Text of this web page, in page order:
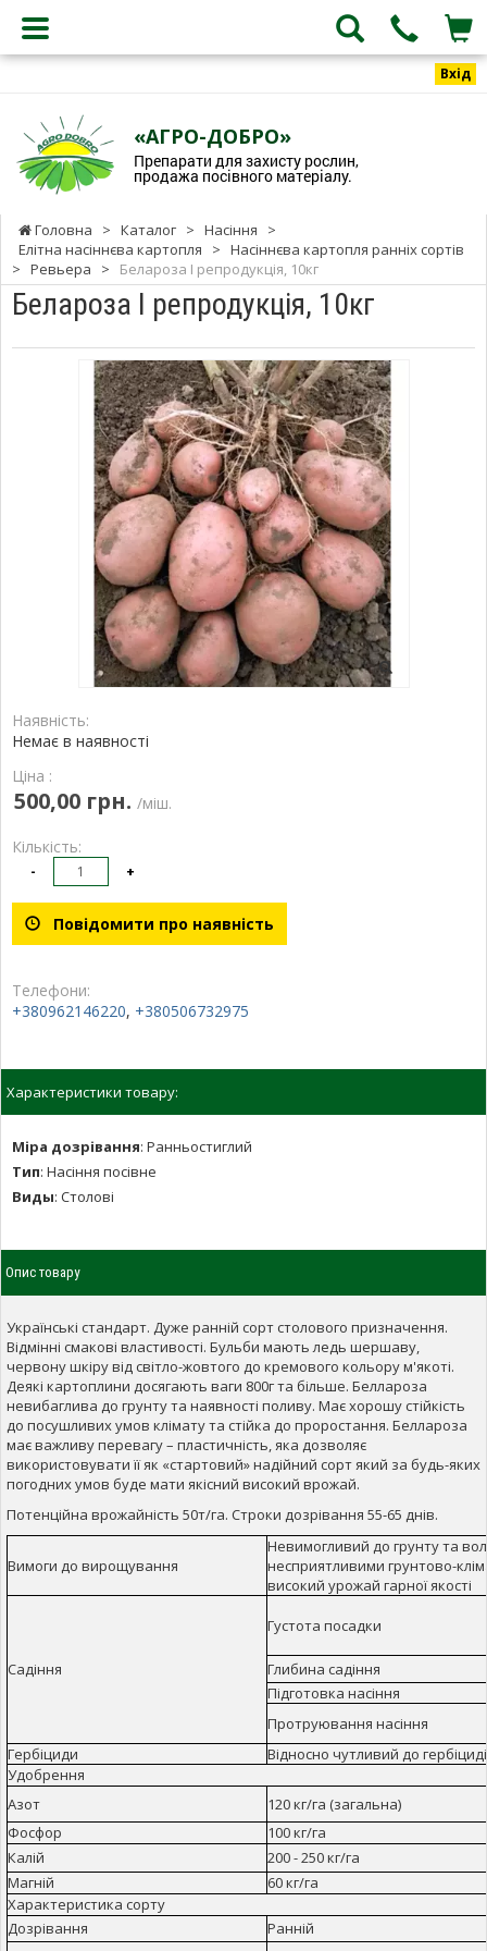
Вхід
«АГРО-ДОБРО»
Препарати для захисту рослин,
продажа посівного матеріалу.
Головна > Каталог > Насіння
>
Елітна насіннєва картопля
> Насіннєва картопля ранніх сортів
> Ревьера > Белароза I репродукція, 10кг
Белароза I репродукція, 10кг
Наявність:
Немає в наявності
Ціна :
500,00 грн. /міш.
Кількість:
- +
Повідомити про наявність
Телефони:
+380962146220, +380506732975
Характеристики товару:
Міра дозрівання: Ранньостиглий
Тип: Насіння посівне
Виды: Столові
Опис товару
Українські стандарт. Дуже ранній сорт столового призначення.
Відмінні смакові властивості. Бульби мають ледь шершаву,
червону шкіру від світло-жовтого до кремового кольору м'якоті.
Деякі картоплини досягають ваги 800г та більше. Беллароза
невибаглива до грунту та наявності поливу. Має хорошу стійкість
до посушливих умов клімату та стійка до проростання. Беллароза
має важливу перевагу – пластичність, яка дозволяє
використовувати її як «стартовий» надійний сорт який за будь-яких
погодних умов буде мати якісний високий врожай.
Потенційна врожайність 50т/га. Строки дозрівання 55-65 днів.
Вимоги до вирощування
Невимогливий до грунту та
несприятливими грунтово-
високий урожай гарної якості
Садіння
Густота посадки
Глибина садіння
Підготовка насіння
Протруювання насіння
Гербіциди
Відносно чутливий до
Удобрення
Азот
120 кг/га (загальна)
Фосфор
100 кг/га
Калій
200 - 250 кг/га
Магній
60 кг/га
Характеристика сорту
Дозрівання
Ранній